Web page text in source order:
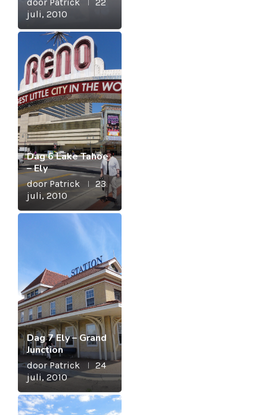
juli, 2010
Dag 6 Lake Tahoe
– Ely
doorPatrick
23
juli, 2010
Dag 7 Ely – Grand
Junction
doorPatrick
24
juli, 2010